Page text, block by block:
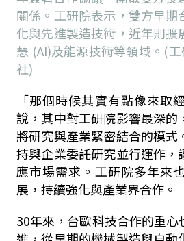
關係。工研院表示，雙方早期
化與先進製造技術，近年則擴
慧 (AI)及能源技術等領域。(
社)
「那個時候其實有點像來取
說，其中對工研院影響最深的
將研究與產業緊密結合的模式
持與企業委託研究並行運作，
應市場需求。工研院多年來
展，持續強化與產業界合作。
30年來，台歐科技合作的重